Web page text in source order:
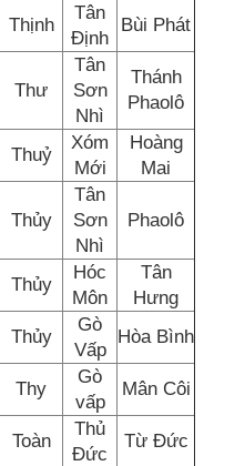
Thịnh
Tân
Định
Bùi Phát
Thư
Tân
Sơn
Nhì
Thánh
Phaolô
Thuỷ
Xóm
Mới
Hoàng
Mai
Thủy
Tân
Sơn
Nhì
Phaolô
Thủy
Hóc
Môn
Tân
Hưng
Thủy
Gò
Vấp
Hòa Bình
Thy
Gò
vấp
Mân Côi
Toàn
Thủ
Đức
Từ Đức